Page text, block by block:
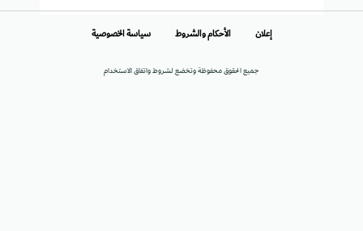
جميع الحقوق محفوظة وتخضع لشروط واتفاق الاستخدام
إعلان الأحكام والشروط سياسة الخصوصية